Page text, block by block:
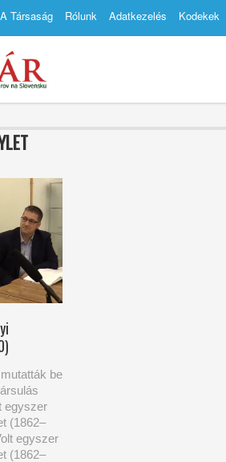
Társaság Rólunk Adatkezelés Kodekek
be
egyszer
(1862–
egyszer
(1862–